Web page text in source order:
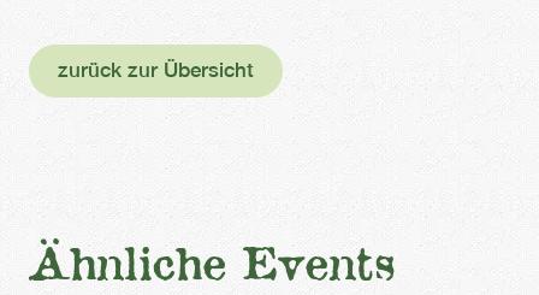
zurück zur Übersicht
Ähnliche Events